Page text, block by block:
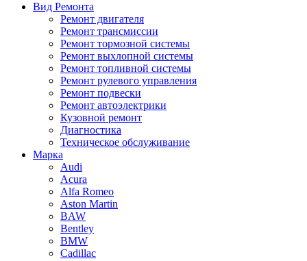
Вид Ремонта
Ремонт двигателя
Ремонт трансмиссии
Ремонт тормозной системы
Ремонт выхлопной системы
Ремонт топливной системы
Ремонт рулевого управления
Ремонт подвески
Ремонт автоэлектрики
Кузовной ремонт
Диагностика
Техническое обслуживание
Марка
Audi
Acura
Alfa Romeo
Aston Martin
BAW
Bentley
BMW
Cadillac